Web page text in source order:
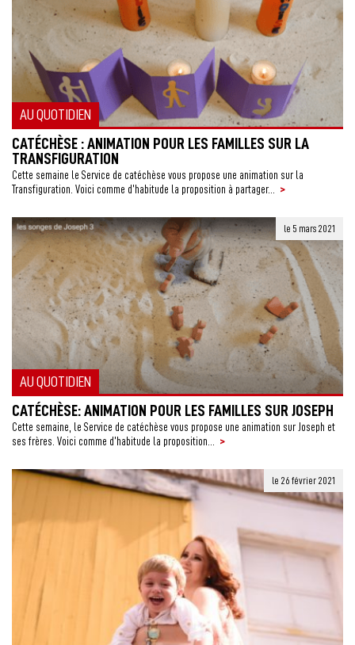
AU QUOTIDIEN
CATÉCHÈSE : ANIMATION POUR LES FAMILLES SUR LA
TRANSFIGURATION
Cette semaine le Service de catéchèse vous propose une animation sur la
Transfiguration. Voici comme d’habitude la proposition à partager...
>
AU QUOTIDIEN
le 5 mars 2021
CATÉCHÈSE: ANIMATION POUR LES FAMILLES SUR JOSEPH
Cette semaine, le Service de catéchèse vous propose une animation sur Joseph et
ses frères. Voici comme d’habitude la proposition...
>
le 26 février 2021